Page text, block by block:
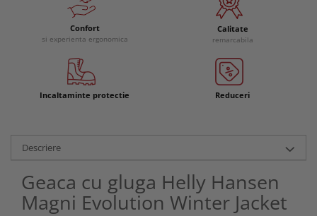
Confort
si experienta ergonomica
Calitate
remarcabila
Incaltaminte protectie Reduceri
Descriere
Geaca cu gluga Helly Hansen
Magni Evolution Winter Jacket